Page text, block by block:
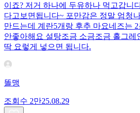
이죠? 저거 하나에 두유하나 먹고갑니
다고보면됩니다~ 포만감은 정말 엄청
만드는데 계란5개랑 후추 마요네즈는
안좋아해요 설탕조금 소금조금 홀그레
딱 요렇게 넣으면 됩니다.
똘맹
조회수 2만25.08.29